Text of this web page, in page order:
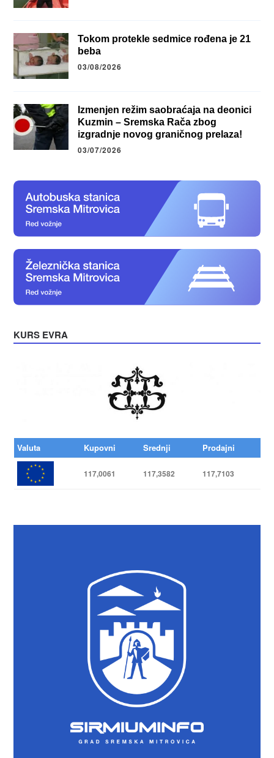
Tokom protekle sedmice rođena je 21
beba
03/08/2026
Izmenjen režim saobraćaja na deonici
Kuzmin – Sremska Rača zbog
izgradnje novog graničnog prelaza!
03/07/2026
KURS EVRA
Valuta Kupovni Srednji Prodajni
117,0061 117,3582 117,7103